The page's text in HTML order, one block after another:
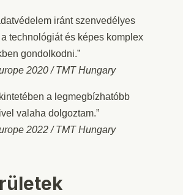
iránt szenvedélyes
technológiát és képes komplex
gondolkodni.”
2020 / TMT Hungary
a legmegbízhatóbb
valaha dolgoztam.”
2022 / TMT Hungary